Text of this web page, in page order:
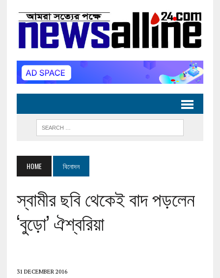
HOME বিনোদন
স্বামীর ছবি থেকেই বাদ পড়লেন
‘বুড়ো’ ঐশ্বরিয়া
31 DECEMBER 2016